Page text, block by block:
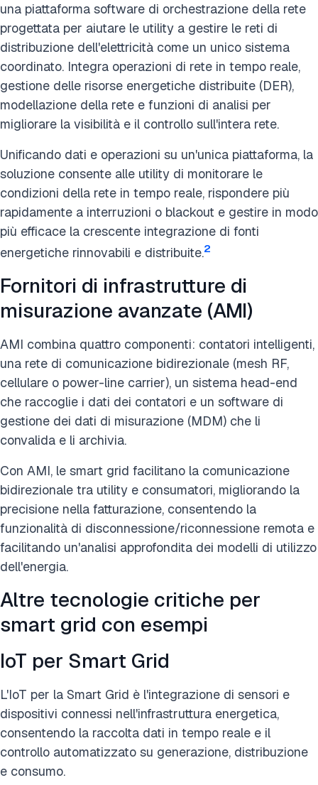
una piattaforma software di orchestrazione della rete
progettata per aiutare le utility a gestire le reti di
distribuzione dell'elettricità come un unico sistema
coordinato. Integra operazioni di rete in tempo reale,
gestione delle risorse energetiche distribuite (DER),
modellazione della rete e funzioni di analisi per
migliorare la visibilità e il controllo sull'intera rete.
Unificando dati e operazioni su un'unica piattaforma, la
soluzione consente alle utility di monitorare le
condizioni della rete in tempo reale, rispondere più
rapidamente a interruzioni o blackout e gestire in modo
più efficace la crescente integrazione di fonti
energetiche rinnovabili e distribuite.2
Fornitori di infrastrutture di
misurazione avanzate (AMI)
AMI combina quattro componenti: contatori intelligenti,
una rete di comunicazione bidirezionale (mesh RF,
cellulare o power-line carrier), un sistema head-end
che raccoglie i dati dei contatori e un software di
gestione dei dati di misurazione (MDM) che li
convalida e li archivia.
Con AMI, le smart grid facilitano la comunicazione
bidirezionale tra utility e consumatori, migliorando la
precisione nella fatturazione, consentendo la
funzionalità di disconnessione/riconnessione remota e
facilitando un'analisi approfondita dei modelli di utilizzo
dell'energia.
Altre tecnologie critiche per
smart grid con esempi
IoT per Smart Grid
L'IoT per la Smart Grid è l'integrazione di sensori e
dispositivi connessi nell'infrastruttura energetica,
consentendo la raccolta dati in tempo reale e il
controllo automatizzato su generazione, distribuzione
e consumo.